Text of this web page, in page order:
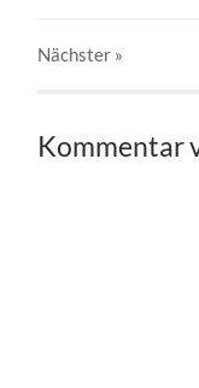
Nächster »
Kommentar